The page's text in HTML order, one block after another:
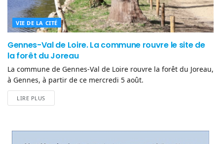
VIE DE LA CITÉ
Gennes-Val de Loire. La commune rouvre le site de
la forêt du Joreau
La commune de Gennes-Val de Loire rouvre la forêt du Joreau,
à Gennes, à partir de ce mercredi 5 août.
LIRE PLUS